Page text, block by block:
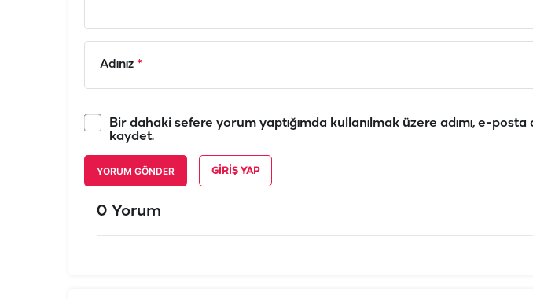
Adınız *
Bir dahaki sefere yorum yaptığımda kullanılmak üzere adımı, e-posta
kaydet.
YORUM GÖNDER GIRIŞ YAP
0 Yorum